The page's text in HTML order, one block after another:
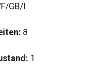
GB/I
8
1